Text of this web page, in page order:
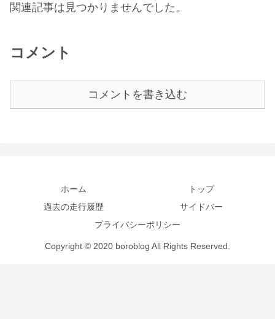
関連記事は見つかりませんでした。
コメント
コメントを書き込む
ホーム
トップ
過去の走行履歴
サイドバー
プライバシーポリシー
Copyright © 2020 boroblog All Rights Reserved.